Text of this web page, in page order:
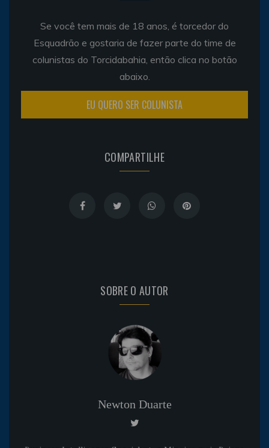
Se você tem mais de 18 anos, é torcedor do
Esquadrão e gostaria de fazer parte do time de
colunistas do Torcidabahia, então clica no botão
abaixo.
EU QUERO SER COLUNISTA
COMPARTILHE
SOBRE O AUTOR
Newton Duarte